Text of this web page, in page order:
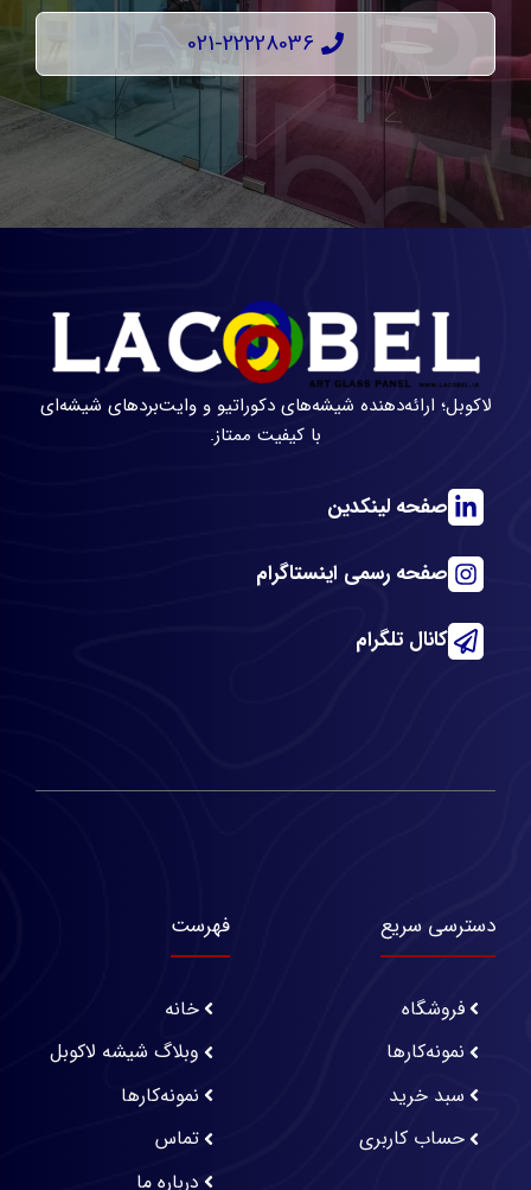
021-22228036
لاکوبل؛ ارائه‌دهنده شیشه‌های دکوراتیو و وایت‌بردهای شیشه‌ای
با کیفیت ممتاز.
صفحه لینکدین
صفحه رسمی اینستاگرام
کانال تلگرام
دسترسی سریع
فروشگاه
نمونه‌کارها
سبد خرید
حساب کاربری
فهرست
خانه
وبلاگ شیشه لاکوبل
نمونه‌کارها
تماس
درباره ما